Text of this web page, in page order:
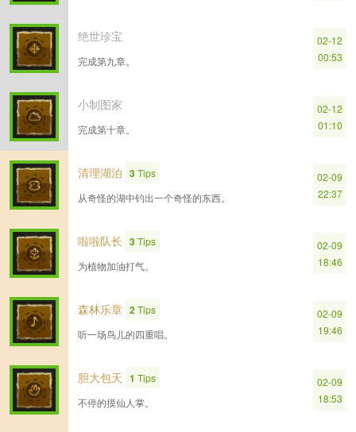
绝世珍宝
完成第九章。
02-12
00:53
小制图家
完成第十章。
02-12
01:10
清理湖泊 3Tips
从奇怪的湖中钓出一个奇怪的东西。
02-09
22:37
啦啦队长 3Tips
为植物加油打气。
02-09
18:46
森林乐章 2Tips
听一场鸟儿的四重唱。
02-09
19:46
胆大包天 1 Tips
不停的摸仙人掌。
02-09
18:53